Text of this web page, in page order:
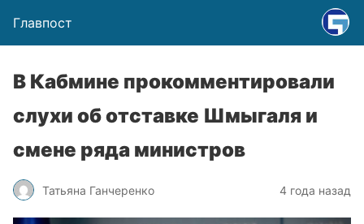
Главпост
В Кабмине прокомментировали
слухи об отставке Шмыгаля и
смене ряда министров
Татьяна Ганчеренко 4 года назад